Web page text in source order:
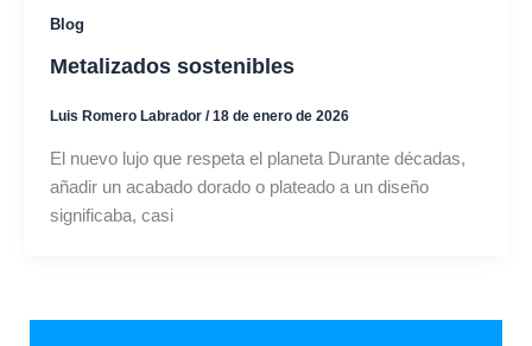
Blog
Metalizados sostenibles
Luis Romero Labrador /18 de enero de 2026
El nuevo lujo que respeta el planeta Durante décadas,
añadir un acabado dorado o plateado a un diseño
significaba, casi